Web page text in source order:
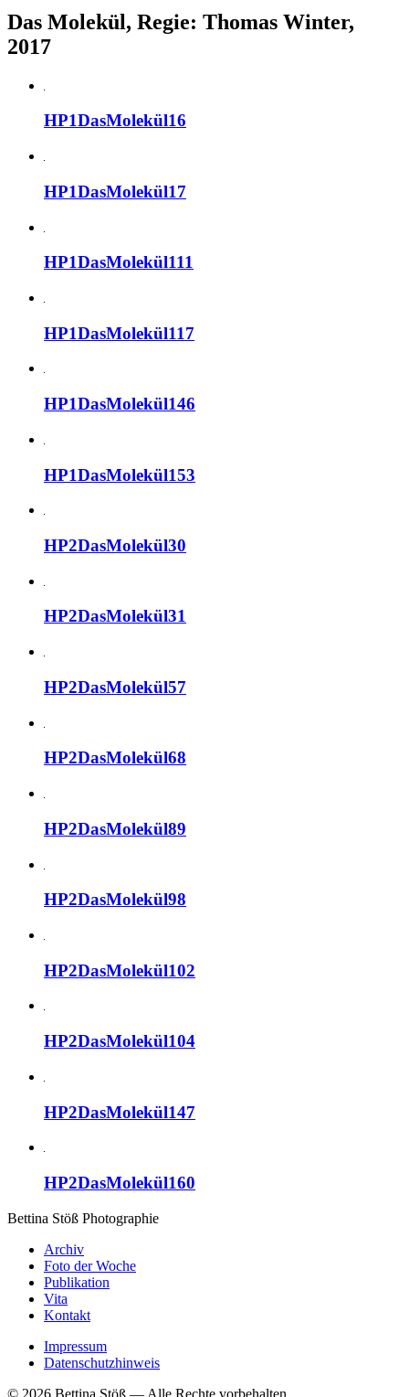
Das Molekül, Regie: Thomas Winter,
2017
HP1DasMolekül16
HP1DasMolekül17
HP1DasMolekül111
HP1DasMolekül117
HP1DasMolekül146
HP1DasMolekül153
HP2DasMolekül30
HP2DasMolekül31
HP2DasMolekül57
HP2DasMolekül68
HP2DasMolekül89
HP2DasMolekül98
HP2DasMolekül102
HP2DasMolekül104
HP2DasMolekül147
HP2DasMolekül160
Bettina Stöß Photographie
Archiv
Foto der Woche
Publikation
Vita
Kontakt
Impressum
Datenschutzhinweis
© 2026 Bettina Stöß — Alle Rechte vorbehalten